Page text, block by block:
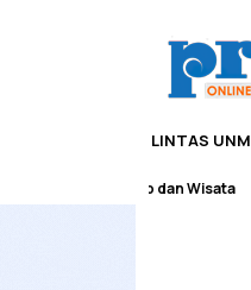
LINTAS UNM
Edupreneurship dan Wisata